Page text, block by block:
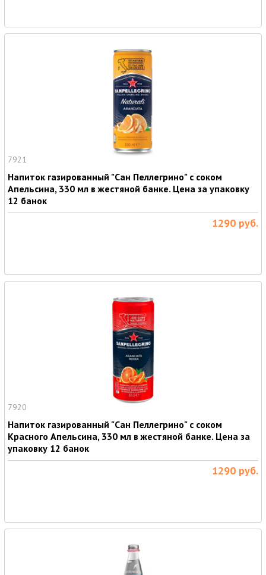
7921
Напиток газированный "Сан Пеллегрино" с соком
Апельсина, 330 мл в жестяной банке. Цена за упаковку
12 банок
1290 руб.
7920
Напиток газированный "Сан Пеллегрино" с соком
Красного Апельсина, 330 мл в жестяной банке. Цена за
упаковку 12 банок
1290 руб.